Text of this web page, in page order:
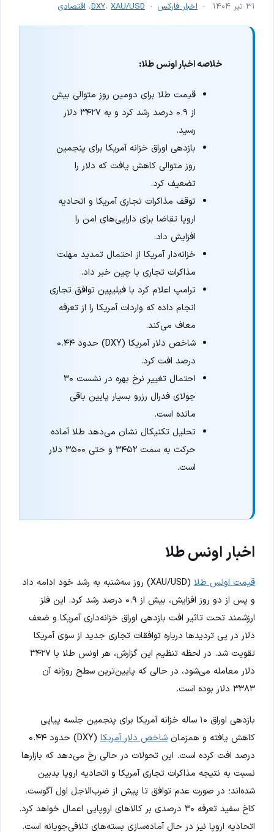
۳۱ تیر ۱۴۰۴ اخبار فارکس DXY، XAU/USD ، اقتصادی
خلاصه اخبار اونس طلا:
قیمت طلا برای دومین روز متوالی بیش
از ۰.۹ درصد رشد کرد و به ۳۴۲۷ دلار
رسید.
بازدهی اوراق خزانه آمریکا برای پنجمین
روز متوالی کاهش یافت که دلار را
تضعیف کرد.
توقف مذاکرات تجاری آمریکا و اتحادیه
اروپا تقاضا برای دارایی‌های امن را
افزایش داد.
خزانه‌دار آمریکا از احتمال تمدید مهلت
مذاکرات تجاری با چین خبر داد.
ترامپ اعلام کرد با فیلیپین توافق تجاری
انجام داده که واردات آمریکا را از تعرفه
معاف می‌کند.
شاخص دلار آمریکا (DXY) حدود ۰.۴۴
درصد افت کرد.
احتمال تغییر نرخ بهره در نشست ۳۰
جولای فدرال رزرو بسیار پایین باقی
مانده است.
تحلیل تکنیکال نشان می‌دهد طلا آماده
حرکت به سمت ۳۴۵۲ و حتی ۳۵۰۰ دلار
است.
اخبار اونس طلا
قیمت اونس طلا
(XAU/USD) روز سه‌شنبه به رشد خود ادامه داد
و پس از دو روز افزایش، بیش از ۰.۹ درصد رشد کرد. این فلز
ارزشمند تحت تاثیر افت بازدهی اوراق خزانه‌داری آمریکا و ضعف
دلار در پی تردیدها درباره توافقات تجاری جدید از سوی آمریکا
تقویت شد. در لحظه تنظیم این گزارش، هر اونس طلا با ۳۴۲۷
دلار معامله می‌شود، در حالی که پایین‌ترین سطح روزانه آن
۳۳۸۳ دلار بوده است.
بازدهی اوراق ۱۰ ساله خزانه آمریکا برای پنجمین جلسه پیاپی
کاهش یافته و همزمان شاخص دلار آمریکا
(DXY) حدود ۰.۴۴
درصد افت کرده است. این تحولات در حالی رخ می‌دهد که بازارها
نسبت به نتیجه مذاکرات تجاری آمریکا و اتحادیه اروپا بدبین
شده‌اند؛ در صورت عدم توافق تا پیش از ضرب‌الاجل اول آگوست،
کاخ سفید تعرفه ۳۰ درصدی بر کالاهای اروپایی اعمال خواهد کرد.
اتحادیه اروپا نیز در حال آماده‌سازی بسته‌های تلافی‌جویانه است.